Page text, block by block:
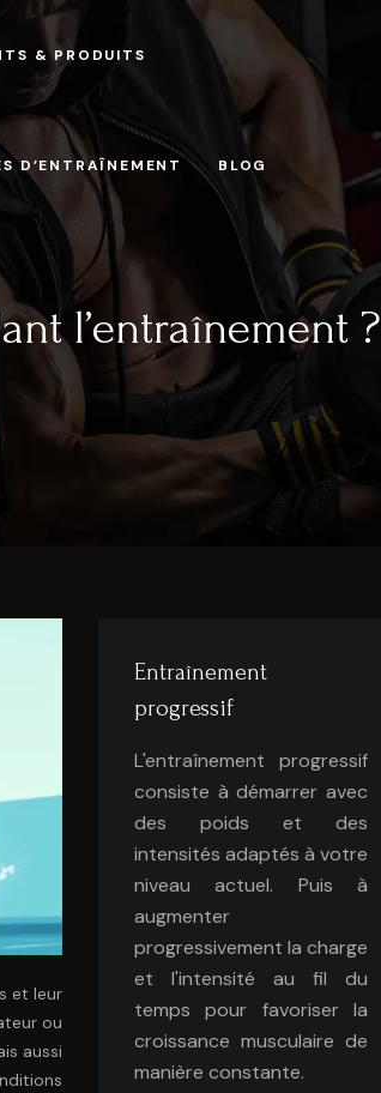
& PRODUITS
D’ENTRAÎNEMENT BLOG
l’entraînement ?
et leur
ou
aussi
Entraînement
progressif
L'entraînement progressif
consiste à démarrer avec
des poids et des
intensités adaptés à votre
niveau actuel. Puis à
augmenter
progressivement la charge
et l'intensité au fil du
temps pour favoriser la
croissance musculaire de
manière constante.